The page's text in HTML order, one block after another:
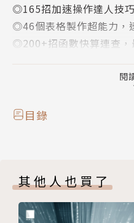
◎165招加速操作達人技
◎46個表格製作超能力，
◎200+招函數快算連查，
◎58招統計圖表強效攻略
的統計或分析報表。本書
cel的學習竅門，準確無
閱
目錄
其他人也買了